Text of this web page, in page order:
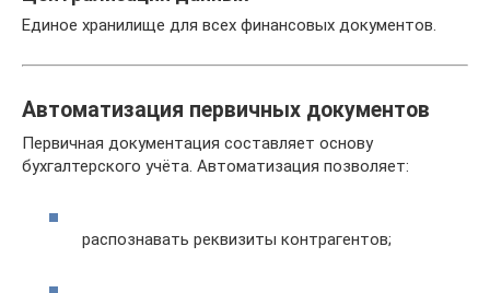
Единое хранилище для всех финансовых документов.
Автоматизация первичных документов
Первичная документация составляет основу
бухгалтерского учёта. Автоматизация позволяет:
распознавать реквизиты контрагентов;